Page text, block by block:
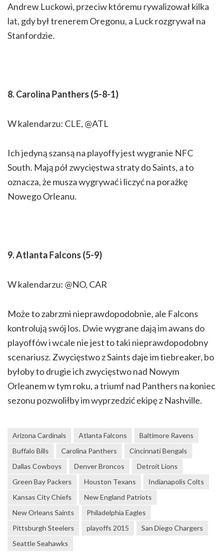
Andrew Luckowi, przeciw któremu rywalizował kilka
lat, gdy był trenerem Oregonu, a Luck rozgrywał na
Stanfordzie.
8. Carolina Panthers (5-8-1)
W kalendarzu: CLE, @ATL
Ich jedyną szansą na playoffy jest wygranie NFC
South. Mają pół zwycięstwa straty do Saints, a to
oznacza, że musza wygrywać i liczyć na porażkę
Nowego Orleanu.
9. Atlanta Falcons (5-9)
W kalendarzu: @NO, CAR
Może to zabrzmi nieprawdopodobnie, ale Falcons
kontrolują swój los. Dwie wygrane dają im awans do
playoffów i wcale nie jest to taki nieprawdopodobny
scenariusz. Zwycięstwo z Saints daje im tiebreaker, bo
byłoby to drugie ich zwycięstwo nad Nowym
Orleanem w tym roku, a triumf nad Panthers na koniec
sezonu pozwoliłby im wyprzedzić ekipę z Nashville.
Arizona Cardinals Atlanta Falcons
Baltimore Ravens
Buffalo Bills
Carolina Panthers
Cincinnati Bengals
Dallas Cowboys
Denver Broncos
Detroit Lions
Green Bay Packers
Houston Texans
Indianapolis Colts
Kansas City Chiefs
New England Patriots
New Orleans Saints
Philadelphia Eagles
Pittsburgh Steelers
playoffs 2015
San Diego Chargers
Seattle Seahawks